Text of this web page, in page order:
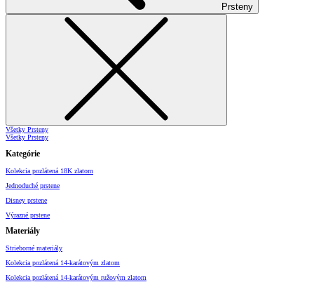
Prsteny
Všetky Prsteny
Všetky Prsteny
Kategórie
Kolekcia pozlátená 18K zlatom
Jednoduché prstene
Disney prstene
Výrazné prstene
Materiály
Strieborné materiály
Kolekcia pozlátená 14-karátovým zlatom
Kolekcia pozlátená 14-karátovým ružovým zlatom